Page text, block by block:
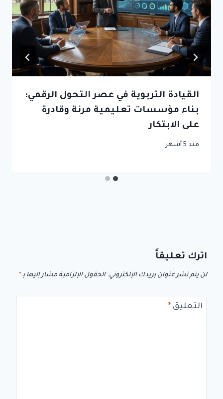
القيادة التربوية في عصر التحول الرقمي:
بناء مؤسسات تعليمية مرنة وقادرة
على الابتكار
منذ 5 أشهر
اترك تعليقاً
لن يتم نشر عنوان بريدك الإلكتروني. الحقول الإلزامية مشار إليها بـ*
التعليق *